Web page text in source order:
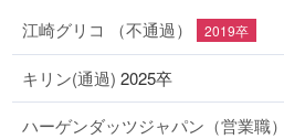
江崎グリコ （不通過） 2019卒
キリン(通過) 2025卒
ハーゲンダッツジャパン（営業職